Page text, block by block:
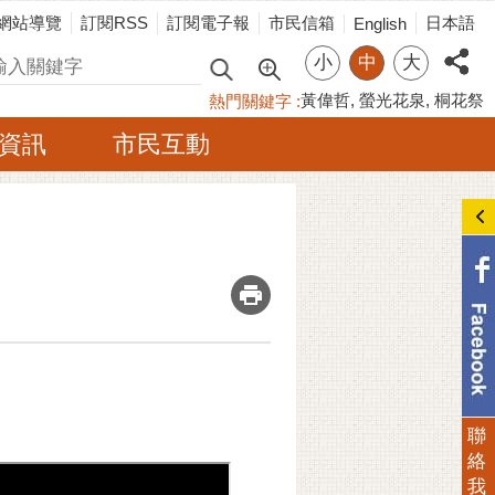
站導覽 訂閱RSS 訂閱電子報 市民信箱 English 日本語
小 中 大
熱門關鍵字 黃偉哲 螢光花泉 桐花祭
訊 市民互動
_
聯
絡
我